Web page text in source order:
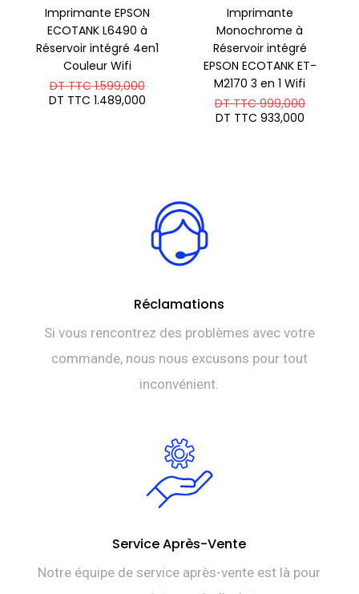
Imprimante EPSON
ECOTANK L6490 à
Réservoir intégré 4en1
Couleur Wifi
DT TTC1.599,000Le
prix
initial
DT TTC 1.489,000Le
Imprimante
Monochrome à
Réservoir intégré
EPSON ECOTANK ET-
M2170 3 en 1 Wifi
DT TTC999,000Le
DT TTC 933,000Le
Réclamations
Si vous rencontrez des problèmes avec votre
commande, nous nous excusons pour tout
inconvénient.
Service Après-Vente
Notre équipe de service après-vente est là pour